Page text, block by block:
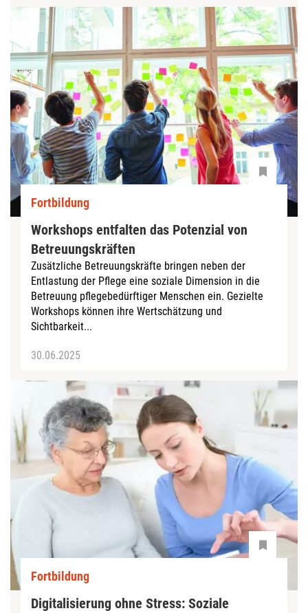
Fortbildung
Workshops entfalten das Potenzial von
Betreuungskräften
Zusätzliche Betreuungskräfte bringen neben der
Entlastung der Pflege eine soziale Dimension in die
Betreuung pflegebedürftiger Menschen ein. Gezielte
Workshops können ihre Wertschätzung und
Sichtbarkeit...
30.06.2025
Fortbildung
Digitalisierung ohne Stress: Soziale